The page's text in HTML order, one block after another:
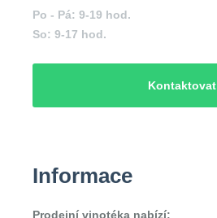
Po - Pá: 9-19 hod.
So: 9-17 hod.
Kontaktovat
Informace
Prodejní vinotéka nabízí: